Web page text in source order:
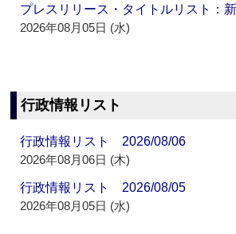
プレスリリース・タイトルリスト：
2026年08月05日 (水)
行政情報リスト
行政情報リスト 2026/08/06
2026年08月06日 (木)
行政情報リスト 2026/08/05
2026年08月05日 (水)